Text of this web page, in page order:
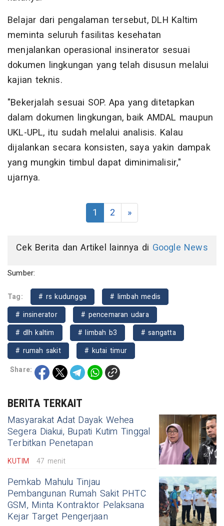
Belajar dari pengalaman tersebut, DLH Kaltim
meminta seluruh fasilitas kesehatan
menjalankan operasional insinerator sesuai
dokumen lingkungan yang telah disusun melalui
kajian teknis.
"Bekerjalah sesuai SOP. Apa yang ditetapkan
dalam dokumen lingkungan, baik AMDAL maupun
UKL-UPL, itu sudah melalui analisis. Kalau
dijalankan secara konsisten, saya yakin dampak
yang mungkin timbul dapat diminimalisir,"
ujarnya.
1 2 »
Cek Berita dan Artikel lainnya di Google News
Sumber:
Tag: # rs kudungga
# limbah medis
# insinerator
# pencemaran udara
# dlh kaltim
# limbah b3
# sangatta
# rumah sakit
# kutai timur
Share:
BERITA TERKAIT
Masyarakat Adat Dayak Wehea
Segera Diakui, Bupati Kutim Tinggal
Terbitkan Penetapan
KUTIM 47 menit
Pemkab Mahulu Tinjau
Pembangunan Rumah Sakit PHTC
GSM, Minta Kontraktor Pelaksana
Kejar Target Pengerjaan